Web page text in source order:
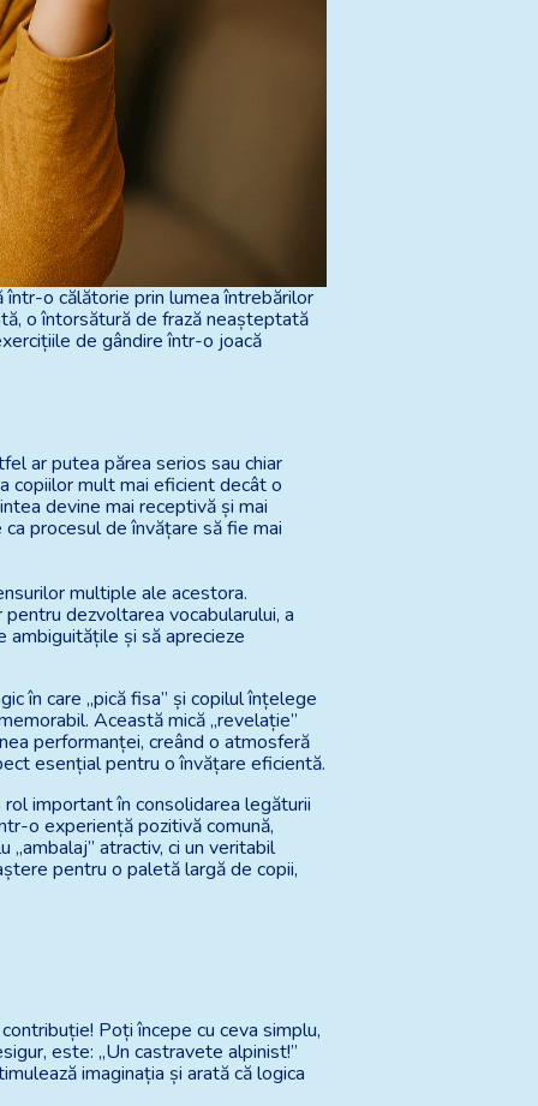
o călătorie prin lumea întrebărilor
o întorsătură de frază neașteptată
de gândire într-o joacă
ar putea părea serios sau chiar
copiilor mult mai eficient decât o
devine mai receptivă și mai
procesul de învățare să fie mai
multiple ale acestora.
dezvoltarea vocabularului, a
ambiguitățile și să aprecieze
în care „pică fisa” și copilul înțelege
Această mică „revelație”
performanței, creând o atmosferă
esențial pentru o învățare eficientă.
important în consolidarea legăturii
o experiență pozitivă comună,
atractiv, ci un veritabil
pentru o paletă largă de copii,
Poți începe cu ceva simplu,
este: „Un castravete alpinist!”
imaginația și arată că logica